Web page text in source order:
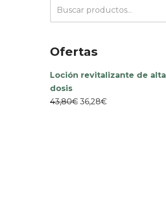
Ofertas
Loción revitalizante de alta
dosis
43,80€ 36,28€